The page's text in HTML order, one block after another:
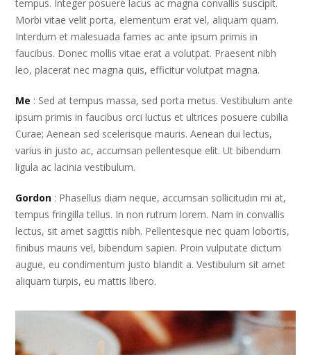
tempus. Integer posuere lacus ac magna convallis suscipit.
Morbi vitae velit porta, elementum erat vel, aliquam quam.
Interdum et malesuada fames ac ante ipsum primis in
faucibus. Donec mollis vitae erat a volutpat. Praesent nibh
leo, placerat nec magna quis, efficitur volutpat magna.
Me : Sed at tempus massa, sed porta metus. Vestibulum ante
ipsum primis in faucibus orci luctus et ultrices posuere cubilia
Curae; Aenean sed scelerisque mauris. Aenean dui lectus,
varius in justo ac, accumsan pellentesque elit. Ut bibendum
ligula ac lacinia vestibulum.
Gordon : Phasellus diam neque, accumsan sollicitudin mi at,
tempus fringilla tellus. In non rutrum lorem. Nam in convallis
lectus, sit amet sagittis nibh. Pellentesque nec quam lobortis,
finibus mauris vel, bibendum sapien. Proin vulputate dictum
augue, eu condimentum justo blandit a. Vestibulum sit amet
aliquam turpis, eu mattis libero.